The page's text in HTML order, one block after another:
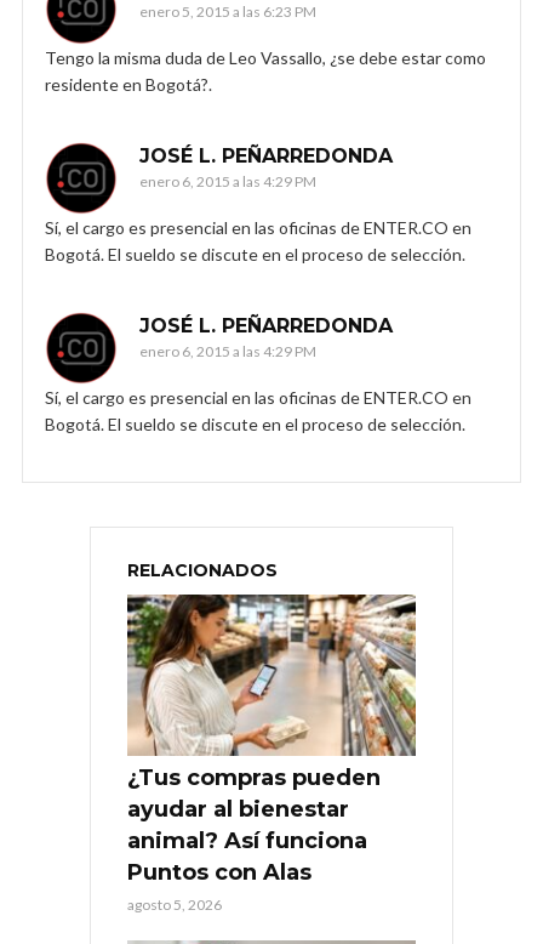
enero 5, 2015 a las 6:23 PM
Tengo la misma duda de Leo Vassallo, ¿se debe estar como
residente en Bogotá?.
JOSÉ L. PEÑARREDONDA
enero 6, 2015 a las 4:29 PM
Sí, el cargo es presencial en las oficinas de ENTER.CO en
Bogotá. El sueldo se discute en el proceso de selección.
JOSÉ L. PEÑARREDONDA
enero 6, 2015 a las 4:29 PM
Sí, el cargo es presencial en las oficinas de ENTER.CO en
Bogotá. El sueldo se discute en el proceso de selección.
RELACIONADOS
¿Tus compras pueden
ayudar al bienestar
animal? Así funciona
Puntos con Alas
agosto 5, 2026